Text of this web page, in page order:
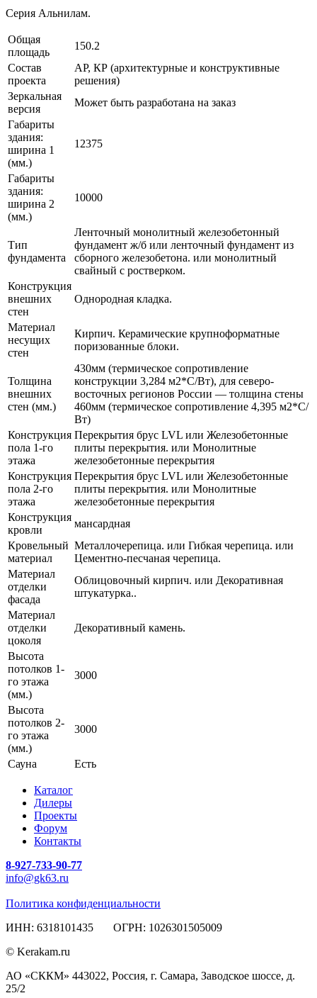
Серия Альнилам.
Общая
площадь
150.2
Состав
проекта
АР, КР (архитектурные и конструктивные
решения)
Зеркальная
версия
Может быть разработана на заказ
Габариты
здания:
ширина 1
(мм.)
12375
Габариты
здания:
ширина 2
(мм.)
10000
Тип
фундамента
Ленточный монолитный железобетонный
фундамент ж/б или ленточный фундамент из
сборного железобетона. или монолитный
свайный с ростверком.
Конструкция
внешних
стен
Однородная кладка.
Материал
несущих
стен
Кирпич. Керамические крупноформатные
поризованные блоки.
Толщина
внешних
стен (мм.)
430мм (термическое сопротивление
конструкции 3,284 м2*С/Вт), для северо-
восточных регионов России — толщина стены
460мм (термическое сопротивление 4,395 м2*С/
Вт)
Конструкция
пола 1-го
этажа
Перекрытия брус LVL или Железобетонные
плиты перекрытия. или Монолитные
железобетонные перекрытия
Конструкция
пола 2-го
этажа
Перекрытия брус LVL или Железобетонные
плиты перекрытия. или Монолитные
железобетонные перекрытия
Конструкция
кровли
мансардная
Кровельный
материал
Металлочерепица. или Гибкая черепица. или
Цементно-песчаная черепица.
Материал
отделки
фасада
Облицовочный кирпич. или Декоративная
штукатурка..
Материал
отделки
цоколя
Декоративный камень.
Высота
потолков 1-
го этажа
(мм.)
3000
Высота
потолков 2-
го этажа
(мм.)
3000
Сауна Есть
Каталог
Дилеры
Проекты
Форум
Контакты
8-927-733-90-77
info@gk63.ru
Политика конфиденциальности
ИНН: 6318101435 ОГРН: 1026301505009
© Kerakam.ru
АО «СККМ» 443022, Россия, г. Самара, Заводское шоссе, д.
25/2